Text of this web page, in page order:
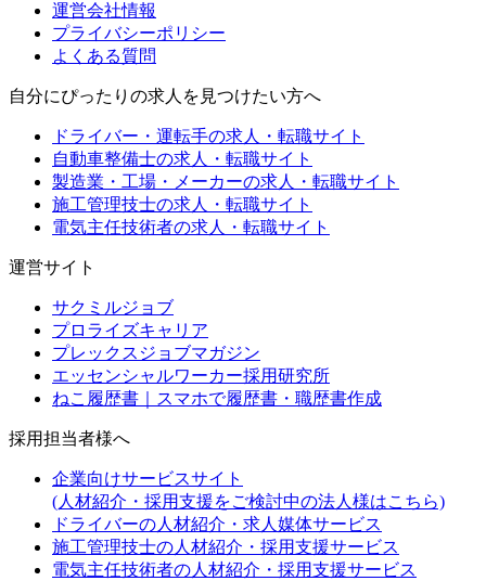
運営会社情報
プライバシーポリシー
よくある質問
自分にぴったりの求人を見つけたい方へ
ドライバー・運転手の求人・転職サイト
自動車整備士の求人・転職サイト
製造業・工場・メーカーの求人・転職サイト
施工管理技士の求人・転職サイト
電気主任技術者の求人・転職サイト
運営サイト
サクミルジョブ
プロライズキャリア
プレックスジョブマガジン
エッセンシャルワーカー採用研究所
ねこ履歴書｜スマホで履歴書・職歴書作成
採用担当者様へ
企業向けサービスサイト
(人材紹介・採用支援をご検討中の法人様はこちら)
ドライバーの人材紹介・求人媒体サービス
施工管理技士の人材紹介・採用支援サービス
電気主任技術者の人材紹介・採用支援サービス